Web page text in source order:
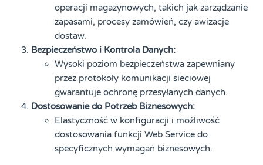
operacji magazynowych, takich jak zarządzanie
zapasami, procesy zamówień, czy awizacje
dostaw.
Bezpieczeństwo i Kontrola Danych:
Wysoki poziom bezpieczeństwa zapewniany
przez protokoły komunikacji sieciowej
gwarantuje ochronę przesyłanych danych.
Dostosowanie do Potrzeb Biznesowych:
Elastyczność w konfiguracji i możliwość
dostosowania funkcji Web Service do
specyficznych wymagań biznesowych.